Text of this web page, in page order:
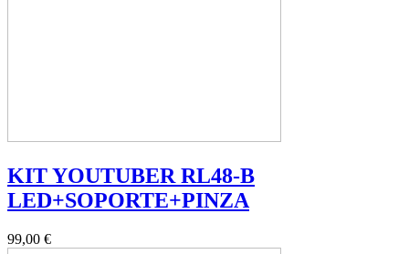
KIT YOUTUBER RL48-B
LED+SOPORTE+PINZA
99,00 €